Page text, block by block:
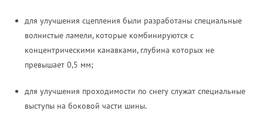
для улучшения сцепления были разработаны специальные
волнистые ламели, которые комбинируются с
концентрическими канавками, глубина которых не
превышает 0,5 мм;
для улучшения проходимости по снегу служат специальные
выступы на боковой части шины.